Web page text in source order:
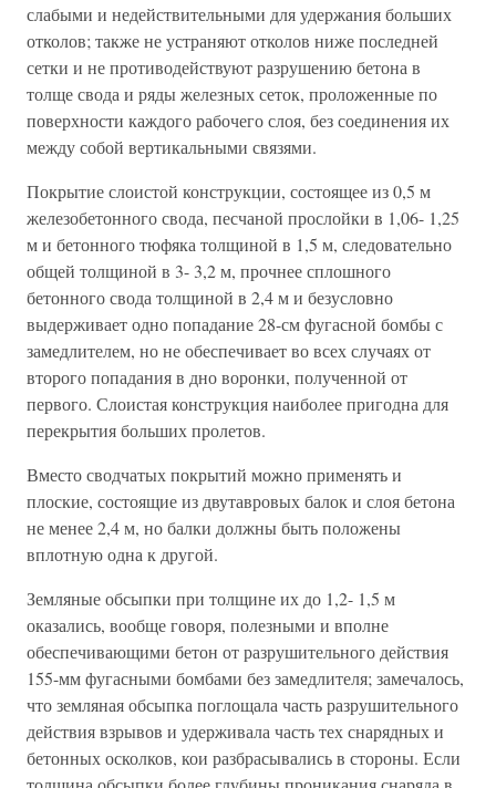
слабыми и недействительными для удержания больших
отколов; также не устраняют отколов ниже последней
сетки и не противодействуют разрушению бетона в
толще свода и ряды железных сеток, проложенные по
поверхности каждого рабочего слоя, без соединения их
между собой вертикальными связями.
Покрытие слоистой конструкции, состоящее из 0,5 м
железобетонного свода, песчаной прослойки в 1,06- 1,25
м и бетонного тюфяка толщиной в 1,5 м, следовательно
общей толщиной в 3- 3,2 м, прочнее сплошного
бетонного свода толщиной в 2,4 м и безусловно
выдерживает одно попадание 28-см фугасной бомбы с
замедлителем, но не обеспечивает во всех случаях от
второго попадания в дно воронки, полученной от
первого. Слоистая конструкция наиболее пригодна для
перекрытия больших пролетов.
Вместо сводчатых покрытий можно применять и
плоские, состоящие из двутавровых балок и слоя бетона
не менее 2,4 м, но балки должны быть положены
вплотную одна к другой.
Земляные обсыпки при толщине их до 1,2- 1,5 м
оказались, вообще говоря, полезными и вполне
обеспечивающими бетон от разрушительного действия
155-мм фугасными бомбами без замедлителя; замечалось,
что земляная обсыпка поглощала часть разрушительного
действия взрывов и удерживала часть тех снарядных и
бетонных осколков, кои разбрасывались в стороны. Если